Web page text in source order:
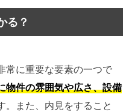
る？
常に重要な要素の一つで
物件の雰囲気や広さ、設備
。また、内見をすること